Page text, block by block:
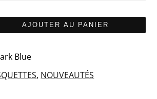
AJOUTER AU PANIER
Blue
, NOUVEAUTÉS